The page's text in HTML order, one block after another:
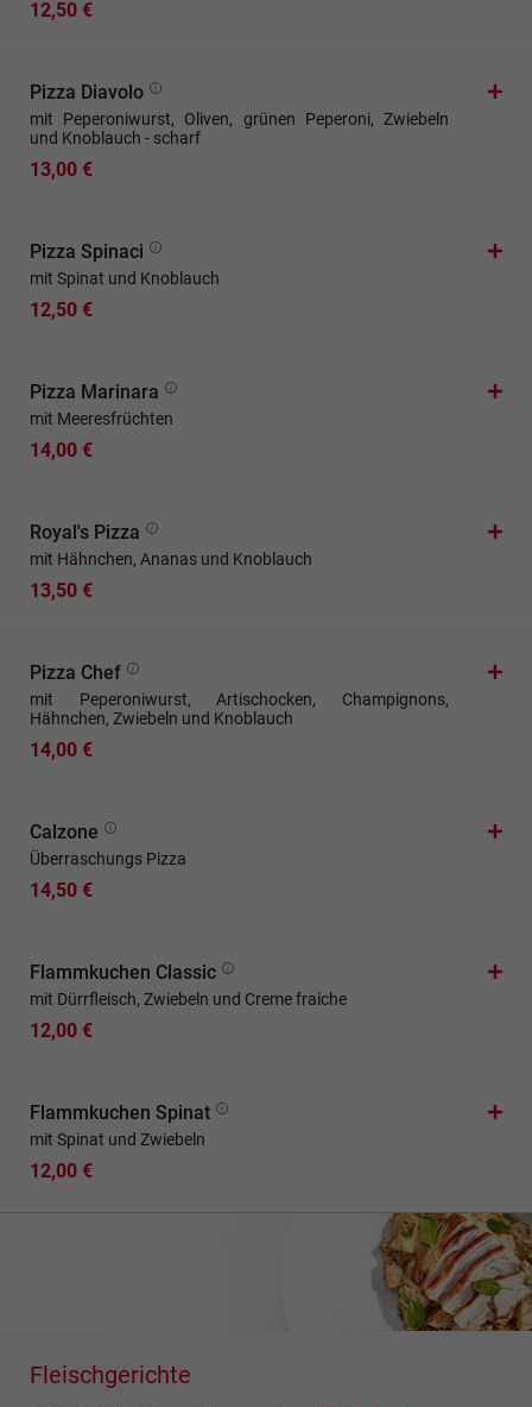
12,50 €
Pizza Diavolo
mit Peperoniwurst, Oliven, grünen Peperoni, Zwiebeln
und Knoblauch - scharf
13,00 €
Pizza Spinaci
mit Spinat und Knoblauch
12,50 €
Pizza Marinara
mit Meeresfrüchten
14,00 €
Royal's Pizza
mit Hähnchen, Ananas und Knoblauch
13,50 €
Pizza Chef
mit Peperoniwurst, Artischocken, Champignons,
Hähnchen, Zwiebeln und Knoblauch
14,00 €
Calzone
Überraschungs Pizza
14,50 €
Flammkuchen Classic
mit Dürrfleisch, Zwiebeln und Creme fraiche
12,00 €
Flammkuchen Spinat
mit Spinat und Zwiebeln
12,00 €
Fleischgerichte